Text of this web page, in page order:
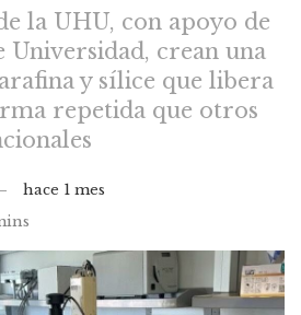
la UHU, con apoyo de
Universidad, crean una
y sílice que libera
repetida que otros
hace 1 mes